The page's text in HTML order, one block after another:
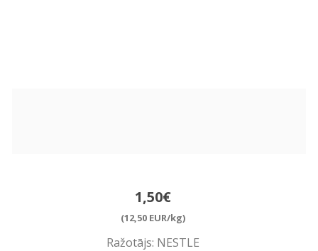
1,50€
(12,50 EUR/kg)
Ražotājs: NESTLE